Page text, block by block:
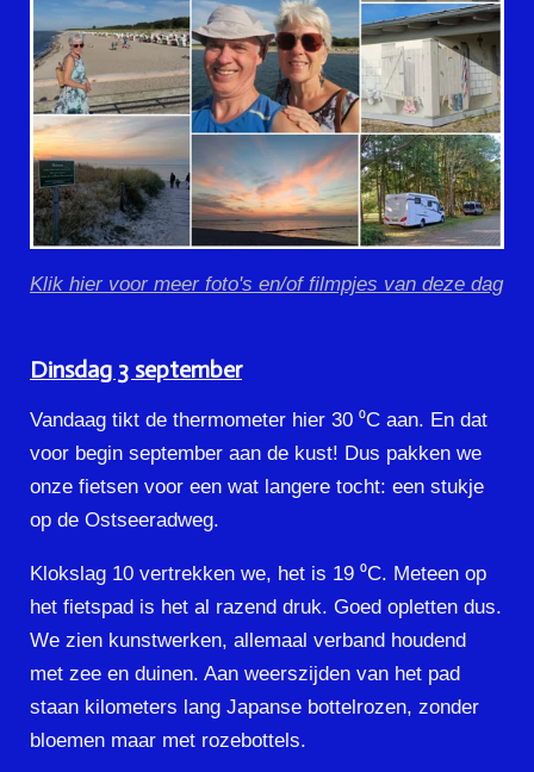
Klik hier voor meer foto's en/of filmpjes van deze dag
Dinsdag 3 september
Vandaag tikt de thermometer hier 30 ⁰C aan. En dat
voor begin september aan de kust! Dus pakken we
onze fietsen voor een wat langere tocht: een stukje
op de Ostseeradweg.
Klokslag 10 vertrekken we, het is 19 ⁰C. Meteen op
het fietspad is het al razend druk. Goed opletten dus.
We zien kunstwerken, allemaal verband houdend
met zee en duinen. Aan weerszijden van het pad
staan kilometers lang Japanse bottelrozen, zonder
bloemen maar met rozebottels.